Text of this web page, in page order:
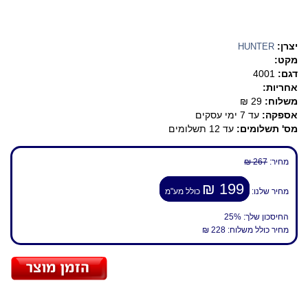
יצרן: HUNTER
מקט:
דגם: 4001
אחריות:
משלוח: 29 ₪
אספקה: עד 7 ימי עסקים
מס' תשלומים: עד 12 תשלומים
מחיר: 267 ₪
מחיר שלנו: 199 ₪ כולל מע"מ
החיסכון שלך: 25%
מחיר כולל משלוח: 228 ₪